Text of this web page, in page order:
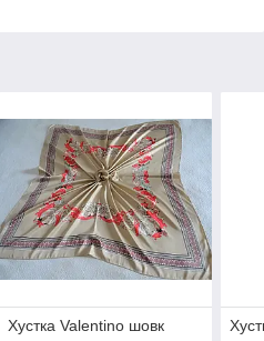
Хустка Valentino шовк